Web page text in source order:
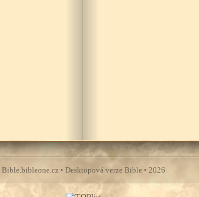
Bible.bibleone.cz • Desktopová verze Bible • 2026